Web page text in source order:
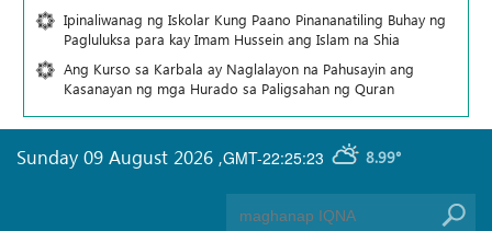
Ipinaliwanag ng Iskolar Kung Paano Pinananatiling Buhay ng
Pagluluksa para kay Imam Hussein ang Islam na Shia
Ang Kurso sa Karbala ay Naglalayon na Pahusayin ang
Kasanayan ng mga Hurado sa Paligsahan ng Quran
GMT-22:25:23 8.99°
Sunday 09 August 2026 ,